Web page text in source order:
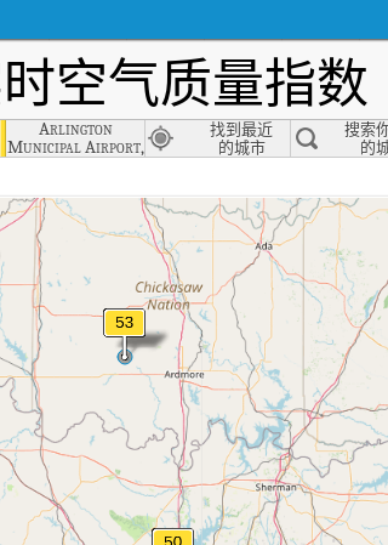
空气质量指数
Arlington
Municipal Airport,
Fort Worth,
找到最近
的城市
搜索
的